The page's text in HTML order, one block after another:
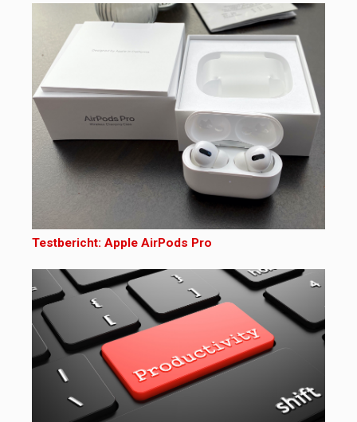
Testbericht: Apple AirPods Pro